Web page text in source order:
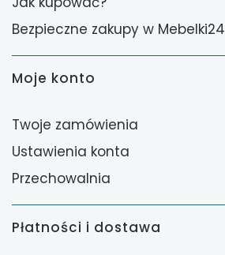
Bezpieczne zakupy w Mebelki24
Moje konto
Twoje zamówienia
Ustawienia konta
Przechowalnia
Płatności i dostawa